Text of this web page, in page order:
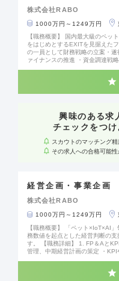
株式会社RABO
1000万円～1249万円
【職務概要】 国内最大級のペッ
をはじめとするEXITを見据えた
の一員として財務戦略の立案・
ァイナンスの推進 ・資金調達戦
の策定 2. FP＆AとKPIデータマ
び推進 3. 管理業務の統括 ・
オペレーション効率化の方針策
興味のある求
チェックをつ
スカウトのマッチング
その求人への合格可能性
経営企画・事業企画
株式会社RABO
1000万円～1249万円
【職務概要】 「ペット×IoT×AI
務数値を起点とした経営判断の
す。 【職務詳細】 1. FP＆Aと
管理、中期経営計画の策定 ・
投資家、金融機関など外部ステ